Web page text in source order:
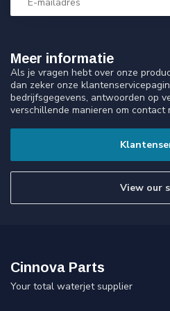
Meer informatie
Als je vragen hebt over onze
dan zeker onze
bedrijfsgegevens, antwoorden op
verschillende manieren om contact
View our
Cinnova Parts
Your total waterjet supplier